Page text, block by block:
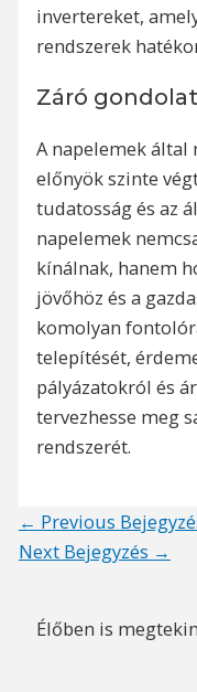
invertereket,
rendszerek
Záró
A napelemek által
előnyök szinte
tudatosság és az
napelemek
kínálnak, hanem
jövőhöz és a
komolyan
telepítését,
pályázatokról és
tervezhesse meg
rendszerét.
Post
navigation
← Previous
Next Bejegyzés →
Élőben is